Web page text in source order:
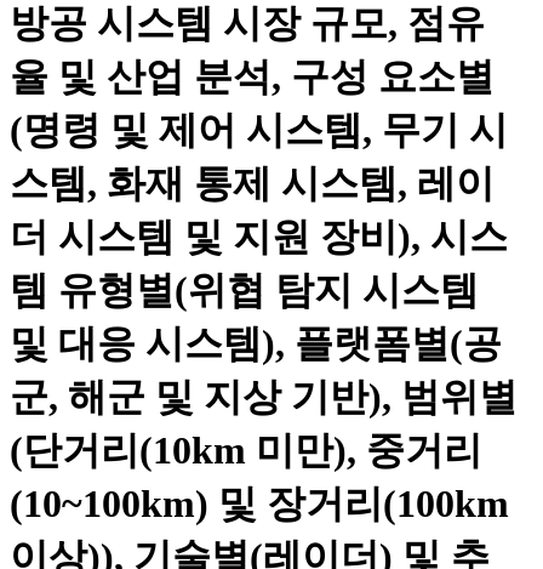
방공 시스템 시장 규모, 점유
율 및 산업 분석, 구성 요소별
(명령 및 제어 시스템, 무기 시
스템, 화재 통제 시스템, 레이
더 시스템 및 지원 장비), 시스
템 유형별(위협 탐지 시스템
및 대응 시스템), 플랫폼별(공
군, 해군 및 지상 기반), 범위별
(단거리(10km 미만), 중거리
(10~100km) 및 장거리(100km
이상)), 기술별(레이더) 및 추